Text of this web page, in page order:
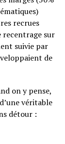
recrues
recentrage sur
suivie par
de
on y pense,
véritable
détour :